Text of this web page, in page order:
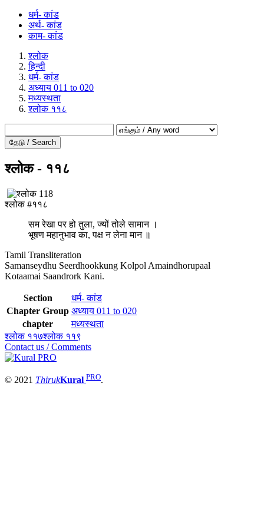
धर्म- कांड
अर्थ- कांड
काम- कांड
श्लोक
हिन्दी
धर्म- कांड
अध्याय 011 to 020
मध्यस्थता
श्लोक ११८
தேடு / Search
श्लोक - ११८
श्लोक #११८
सम रेखा पर हो तुला, ज्यों तोले सामान ।
भूषण महानुभाव का, पक्ष न लेना मान ॥
Tamil Transliteration
Samanseydhu Seerdhookkung Kolpol Amaindhorupaal
Kotaamai Saandrork Kani.
Section
धर्म- कांड
Chapter Group अध्याय 011 to 020
chapter
मध्यस्थता
श्लोक ११७श्लोक ११९
Contact us / Comments
© 2021 ThirukKural PRO.